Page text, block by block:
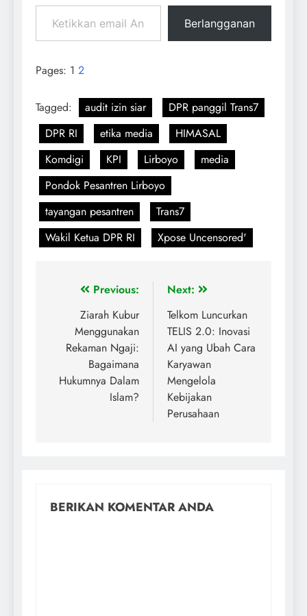
Berlangganan
Pages: 1 2
Tagged: audit izin siar
DPR panggil Trans7
DPR RI
etika media
HIMASAL
Komdigi
KPI Lirboyo
media
Pondok Pesantren Lirboyo
tayangan pesantren
Trans7
Wakil Ketua DPR RI
Xpose Uncensored'
Previous:
Ziarah Kubur
Menggunakan
Rekaman Ngaji:
Bagaimana
Hukumnya Dalam
Islam?
Next:
Telkom Luncurkan
TELIS 2.0: Inovasi
AI yang Ubah Cara
Karyawan
Mengelola
Kebijakan
Perusahaan
BERIKAN KOMENTAR ANDA